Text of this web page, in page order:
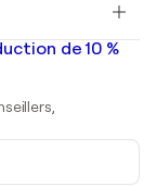
de 10 %